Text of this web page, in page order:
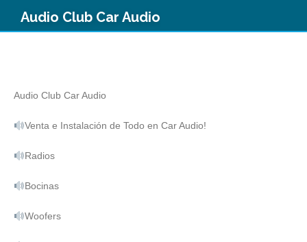
Audio Club Car Audio
Audio Club Car Audio
Venta e Instalación de Todo en Car Audio!
Radios
Bocinas
Woofers